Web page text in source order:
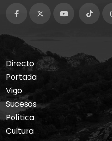
Directo
Portada
Vigo
Sucesos
Política
Cultura